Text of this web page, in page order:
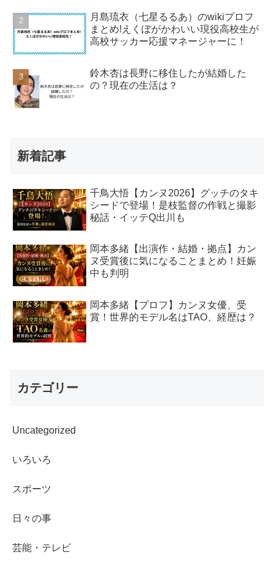
月島琉衣（七星るるあ）のwikiプロフ
まとめ!えくぼがかわいい現役高校生が
高校サッカー応援マネージャーに！
鈴木杏は長野に移住したが結婚した
の？現在の生活は？
新着記事
千鳥大悟【カンヌ2026】グッチのタキ
シードで登場！是枝監督の作戦と撮影
秘話・イッテQ出川も
岡本多緒【出演作・結婚・拠点】カン
ヌ受賞後に気になることまとめ！妊娠
中も判明
岡本多緒【プロフ】カンヌ女優、受
賞！世界的モデル名はTAO、経歴は？
カテゴリー
Uncategorized
いろいろ
スポーツ
日々の事
芸能・テレビ